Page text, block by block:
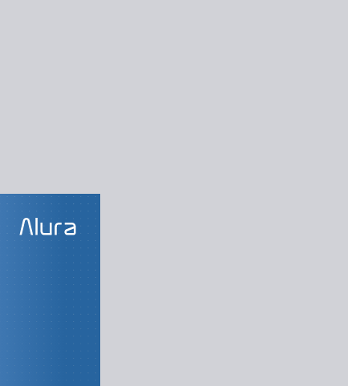
DO CURSO
um app
da Activity
do produto
o formulário
produtos